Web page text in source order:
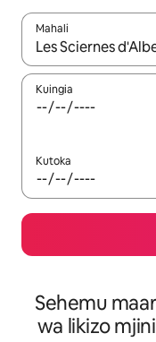
Mahali
Wakati matokeo
Kuingia
Kutoka
Sehemu
wa likizo